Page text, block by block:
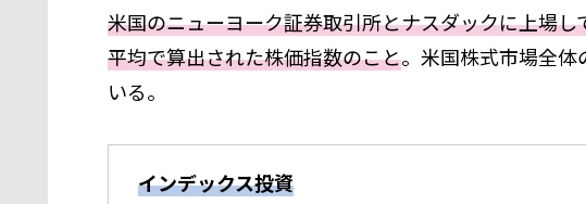
米国のニューヨーク証券取引所とナスダックに上場
平均で算出された株価指数のこと。米国株式市場全体
いる。
インデックス投資